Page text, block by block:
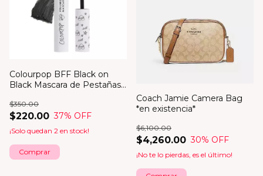
Colourpop BFF Black on
Black Mascara de Pestañas
$220.00
$350.00
37% OFF
¡Solo quedan 2 en stock!
Coach Jamie Camera Bag
*en existencia*
$4,260.00
$6,100.00
30% OFF
¡No te lo pierdas, es el último!